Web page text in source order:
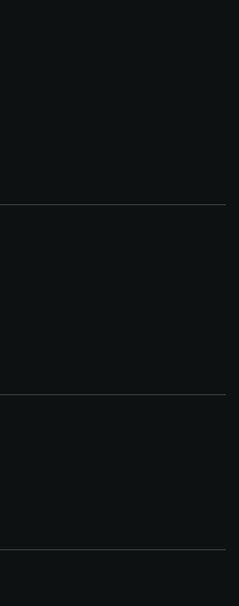
essere